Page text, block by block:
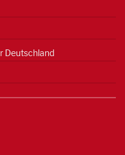
Deutschland